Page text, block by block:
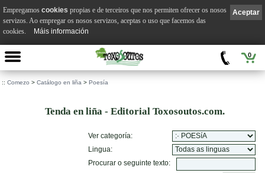
0
:: Comezo > Catálogo en liña > Poesía
Tenda en liña - Editorial Toxosoutos.com.
Ver categoría:
Lingua:
Procurar o seguinte texto:
Aceptar
Empregamos cookies propias e de terceiros que nos permiten ofrecer os nosos
servizos. Ao empregar os nosos servizos, aceptas o uso que facemos das
cookies.
Máis información